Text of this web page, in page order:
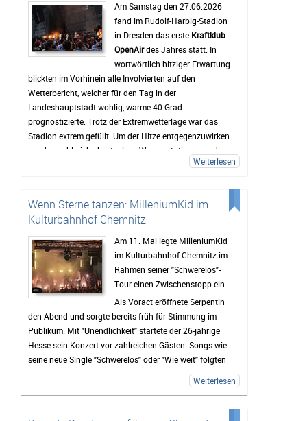
Bis zum Festival dauert es zwar noch etwas, doch die
Vorfreude wächst mit jedem Tag. Viele Tickets sind
bereits verkauft und die Erwartungen an das
Wochenende sind entsprechend hoch. Wenn das
Wetter mitspielt und die Stimmung so gut wird wie in
den vergangenen Jahren, dürfte das Highfield Festival
2026 wieder zu den Höhepunkten des Festivalsommers
gehören.
Am Samstag den 27.06.2026
fand im Rudolf-Harbig-Stadion
in Dresden das erste Kraftklub
OpenAirdes Jahres statt. In
wortwörtlich hitziger Erwartung
blickten im Vorhinein alle Involvierten auf den
Wetterbericht, welcher für den Tag in der
Landeshauptstadt wohlig, warme 40 Grad
prognostizierte. Trotz der Extremwetterlage war das
Stadion extrem gefüllt. Um der Hitze entgegenzuwirken
wurden zahlreiche kostenlose Wasserstationen und -
sprinkler installiert, Rettungsdecken ausgegeben und
das Wasser an den Verkaufsständen um 20% reduziert.
zahlreichen Rettungskräfte direkt vor Ort.
Als erster Voract startete der Rapper
welcher mit Sommerkleid und Wassereis die passende
musikalische Untermalung für den sich langsam
nähernden und damit Abkühlung versprechenden
Sonnenuntergang lieferte. Mit seinen 17 Jahren und
seinem FeaturegastKid Kapri
konnte er die Fans, die
sich schon nachmittags in die Stadionsonne trauten,
begeistern.
Der zweite Programmpunkt des OpenAir-Abends wurde
das Publikum vonBlonddurch ihre Hits zum mitsingen
und mittanzen bewegt, was schon zeigte, dass sich
niemand die Partystimmung von der drückenden
Weiterlesen
Wenn Sterne tanzen: MilleniumKid im
Kulturbahnhof Chemnitz
Am 11. Mai legte MilleniumKid
im Kulturbahnhof Chemnitz im
Rahmen seiner "Schwerelos"-
Tour einen Zwischenstopp ein.
Als Voract eröffnete Serpentin
den Abend und sorgte bereits früh für Stimmung im
Publikum. Mit "Unendlichkeit" startete der 26-jährige
Hesse sein Konzert vor zahlreichen Gästen. Songs wie
seine neue Single "Schwerelos" oder "Wie weit" folgten
und sorgten für echte Gefühle auf der Bühne. Auch der
neue Song "Liebe" war Teil der Setlist. Mit "Vielleicht
Weiterlesen